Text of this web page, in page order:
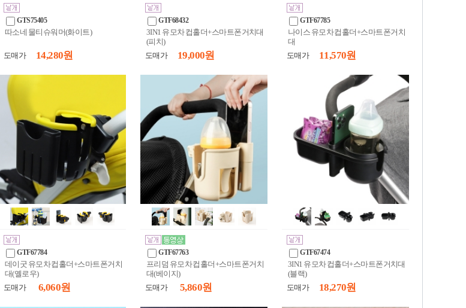
GTS75405
따소네 물티슈워머(화이트)
도매가 14,280 원
GTF68432
3IN1 유모차 컵홀더+스마트폰거치대
(피치)
도매가
19,000 원
GTF67785
나이스 유모차 컵홀더+스마트폰거치
대
도매가
11,570 원
GTF67784
데이굿 유모차 컵홀더+스마트폰거치
대(옐로우)
도매가
6,060 원
GTF67763
프리덤 유모차 컵홀더+스마트폰거치
대(베이지)
도매가
5,860 원
GTF67474
3IN1 유모차 컵홀더+스마트폰거치대
(블랙)
도매가
18,270 원